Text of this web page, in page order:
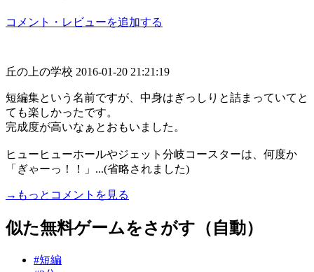
コメント・レビューを追加する
丘の上の学校 2016-01-20 21:21:19
短編集という名前ですが、中身はぎっしりと詰まっていてと
ても楽しかったです。
完成度が高いなぁとおもいました。
ヒューヒューホールやジェット分岐コースターは、何度か
「ぎゃーっ！！」...(省略されました)
→もっとコメントを見る
似た無料ゲームをさがす（自動）
#短編